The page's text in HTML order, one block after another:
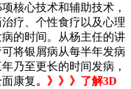
核心技术和辅助技术，
疗、个性食疗以及心理
的时间。从杨主任的讲
将银屑病从每半年发病
乃至更长的时间发病，
康复。 》》》了解3D